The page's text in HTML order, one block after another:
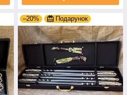
–20% Подарунок